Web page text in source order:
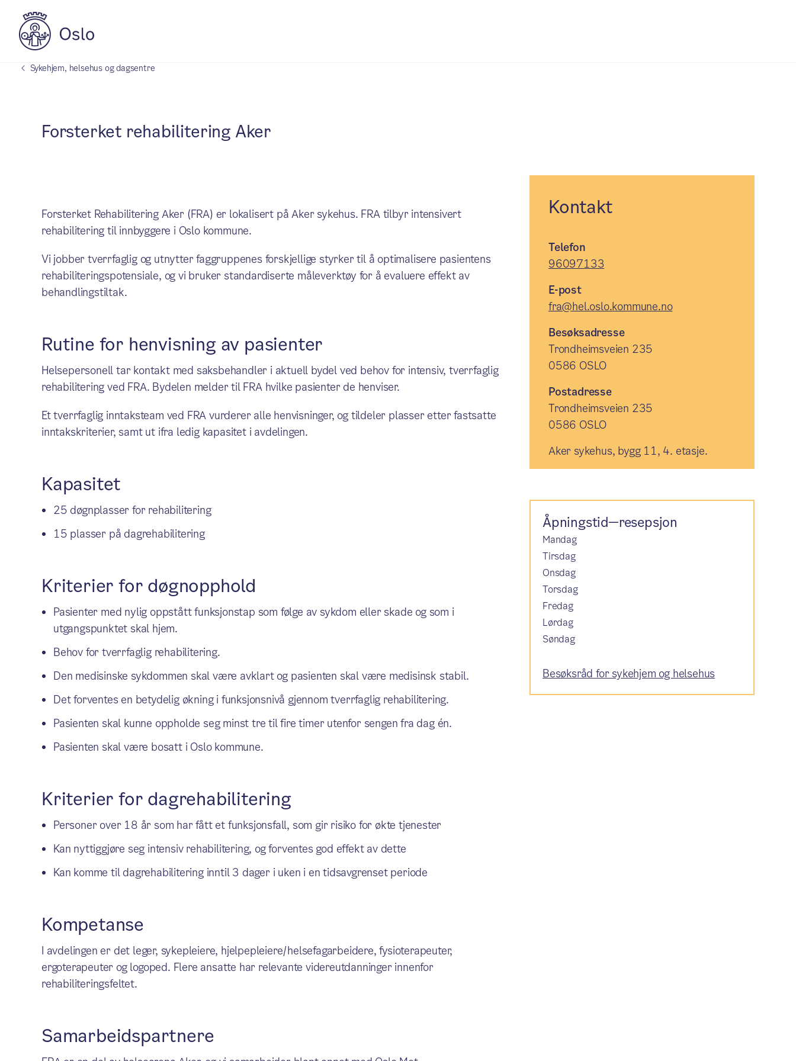
Sykehjem, helsehus og dagsentre
Forsterket rehabilitering Aker
Forsterket Rehabilitering Aker (FRA) er lokalisert på Aker sykehus. FRA tilbyr intensivert
rehabilitering til innbyggere i Oslo kommune.
Vi jobber tverrfaglig og utnytter faggruppenes forskjellige styrker til å optimalisere pasientens
rehabiliteringspotensiale, og vi bruker standardiserte måleverktøy for å evaluere effekt av
behandlingstiltak.
Rutine for henvisning av pasienter
Helsepersonell tar kontakt med saksbehandler i aktuell bydel ved behov for intensiv, tverrfaglig
rehabilitering ved FRA. Bydelen melder til FRA hvilke pasienter de henviser.
Et tverrfaglig inntaksteam ved FRA vurderer alle henvisninger, og tildeler plasser etter fastsatte
inntakskriterier, samt ut ifra ledig kapasitet i avdelingen.
Kapasitet
25 døgnplasser for rehabilitering
15 plasser på dagrehabilitering
Kriterier for døgnopphold
Pasienter med nylig oppstått funksjonstap som følge av sykdom eller skade og som i
utgangspunktet skal hjem.
Behov for tverrfaglig rehabilitering.
Den medisinske sykdommen skal være avklart og pasienten skal være medisinsk stabil.
Det forventes en betydelig økning i funksjonsnivå gjennom tverrfaglig rehabilitering.
Pasienten skal kunne oppholde seg minst tre til fire timer utenfor sengen fra dag én.
Pasienten skal være bosatt i Oslo kommune.
Kriterier for dagrehabilitering
Personer over 18 år som har fått et funksjonsfall, som gir risiko for økte tjenester
Kan nyttiggjøre seg intensiv rehabilitering, og forventes god effekt av dette
Kan komme til dagrehabilitering inntil 3 dager i uken i en tidsavgrenset periode
Kompetanse
I avdelingen er det leger, sykepleiere, hjelpepleiere/helsefagarbeidere, fysioterapeuter,
ergoterapeuter og logoped. Flere ansatte har relevante videreutdanninger innenfor
rehabiliteringsfeltet.
Samarbeidspartnere
Kontakt
Telefon
96097133
E-post
fra@hel.oslo.kommune.no
Besøksadresse
Trondheimsveien 235
0586 OSLO
Postadresse
Trondheimsveien 235
0586 OSLO
Aker sykehus, bygg 11, 4. etasje.
Åpningstid—resepsjon
Mandag
Tirsdag
Onsdag
Torsdag
Fredag
Lørdag
Søndag
Besøksråd for sykehjem og helsehus